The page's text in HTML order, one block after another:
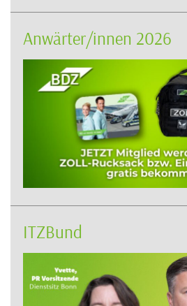
Anwärter/innen 2026
ITZBund